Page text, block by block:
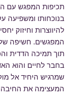
תכיפות המפגש עם
בנוכחותו ומשפיעה
להיווצרות וחיזוק
המפגשים. חשיפה של
תוך תמיכה הדדית
בחבר לחיים והוא
שמרגיש היחיד אל
המעצימה את החיבה